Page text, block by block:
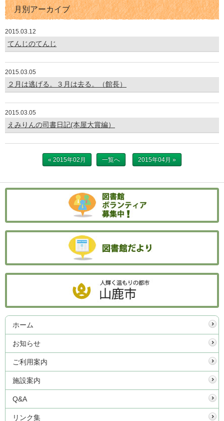
月別アーカイブ
2015.03.12
てんじのてんじ
2015.03.05
２月は逃げる。３月は去る。（館長）
2015.03.05
えみりんの司書日記(本屋大賞編）
« 2015年02月 一覧へ 2015年04月 »
ホーム
お知らせ
ご利用案内
施設案内
Q&A
リンク集